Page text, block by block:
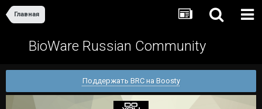
Главная
BioWare Russian Community
Поддержать BRC на Boosty